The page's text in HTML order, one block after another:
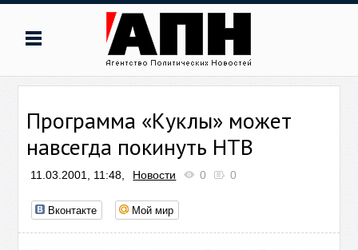
Программа «Куклы» может
навсегда покинуть НТВ
11.03.2001, 11:48, Новости 0 0
Вконтакте Мой мир